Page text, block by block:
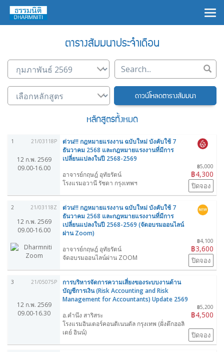
ตารางสัมมนาประจำเดือน
ดาวน์โหลดตารางสัมมนา
หลักสูตรทั้งหมด
1 21/03118P
12 ก.พ. 2569
09.00-16.00
ด่วน!!! กฎหมายแรงงาน ฉบับใหม่ บังคับใช้ 7
ธันวาคม 2568 และกฎหมายแรงงานที่มีการ
เปลี่ยนแปลงในปี 2568-2569
฿5,000
฿4,300
อาจารย์กฤษฎ์ อุทัยรัตน์
โรงแรมอวานี รัชดา กรุงเทพฯ
ปิดจอง
2 21/03118Z
12 ก.พ. 2569
09.00-16.00
ด่วน!!! กฎหมายแรงงาน ฉบับใหม่ บังคับใช้ 7
ธันวาคม 2568 และกฎหมายแรงงานที่มีการ
เปลี่ยนแปลงในปี 2568-2569 (จัดอบรมออนไลน์
ผ่าน Zoom)
฿4,100
฿3,600
อาจารย์กฤษฎ์ อุทัยรัตน์
จัดอบรมออนไลน์ผ่าน ZOOM
ปิดจอง
3 21/05075P
12 ก.พ. 2569
09.00-16.30
การบริหารจัดการความเสี่ยงของระบบงานด้าน
บัญชีการเงิน (Risk Accounting and Risk
Management for Accountants) Update 2569
฿5,200
฿4,500
อ.คำนึง สาริสระ
โรงแรมอินเตอร์คอนติเนนตัล กรุงเทพ (ฝั่งตึกฮอลิ
เดย์ อินน์)
ปิดจอง
×